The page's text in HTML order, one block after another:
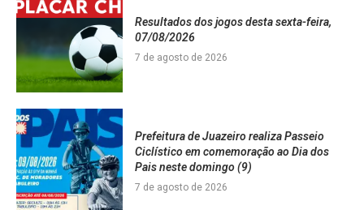
Resultados dos jogos desta sexta-feira,
07/08/2026
7 de agosto de 2026
Prefeitura de Juazeiro realiza Passeio
Ciclístico em comemoração ao Dia dos
Pais neste domingo (9)
7 de agosto de 2026